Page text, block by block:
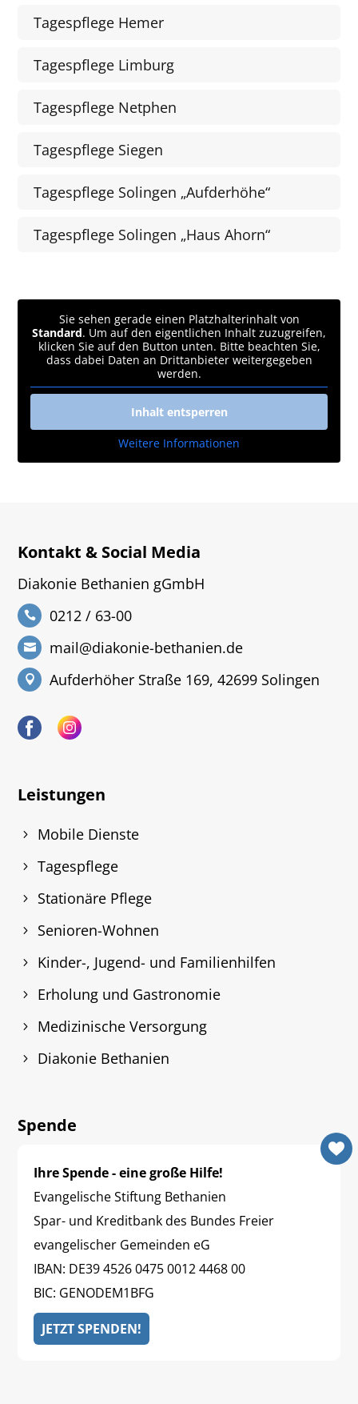
Tagespflege Hemer
Tagespflege Limburg
Tagespflege Netphen
Tagespflege Siegen
Tagespflege Solingen „Aufderhöhe“
Tagespflege Solingen „Haus Ahorn“
Sie sehen gerade einen Platzhalterinhalt von
Standard. Um auf den eigentlichen Inhalt zuzugreifen,
klicken Sie auf den Button unten. Bitte beachten Sie,
dass dabei Daten an Drittanbieter weitergegeben
werden.
Inhalt entsperren
Weitere Informationen
Kontakt & Social Media
Diakonie Bethanien gGmbH
0212 / 63-00
mail@diakonie-bethanien.de
Aufderhöher Straße 169, 42699 Solingen
Leistungen
Mobile Dienste
Tagespflege
Stationäre Pflege
Senioren-Wohnen
Kinder-, Jugend- und Familienhilfen
Erholung und Gastronomie
Medizinische Versorgung
Diakonie Bethanien
Spende
Ihre Spende - eine große Hilfe!
Evangelische Stiftung Bethanien
Spar- und Kreditbank des Bundes Freier
evangelischer Gemeinden eG
IBAN: DE39 4526 0475 0012 4468 00
BIC: GENODEM1BFG
JETZT SPENDEN!